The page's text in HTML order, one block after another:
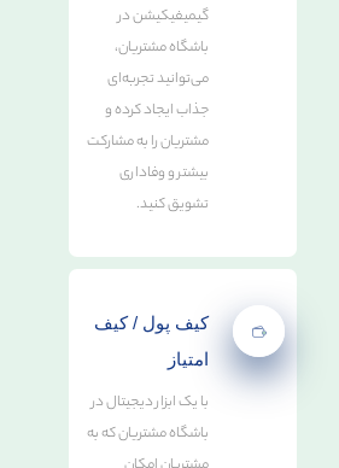
گیمیفیکیشن در
باشگاه مشتریان،
می‌توانید تجربه‌ای
جذاب ایجاد کرده و
مشتریان را به مشارکت
بیشتر و وفاداری
تشویق کنید.
کیف پول / کیف
امتیاز
با یک ابزار دیجیتال در
باشگاه مشتریان که به